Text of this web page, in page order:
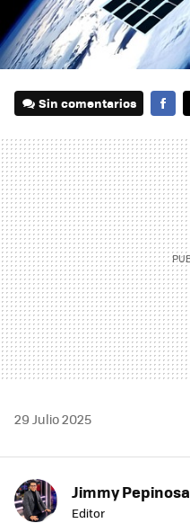
Sin comentarios
29 Julio 2025
Jimmy Pepinosa
Editor